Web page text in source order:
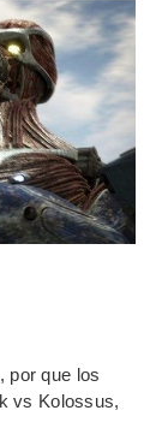
por que los
vs Kolossus,